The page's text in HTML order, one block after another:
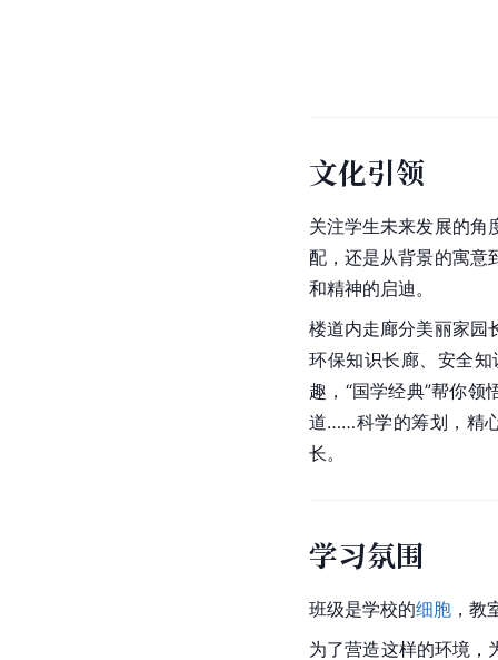
文化引领
关注学生未来发展的角
配，还是从背景的寓意
和精神的启迪。
楼道内走廊分美丽家园
环保知识长廊、安全
趣，“国学经典”帮你领
道……科学的筹划，精
长。
学习氛围
班级是学校的细胞 ，
为了营造这样的环境，